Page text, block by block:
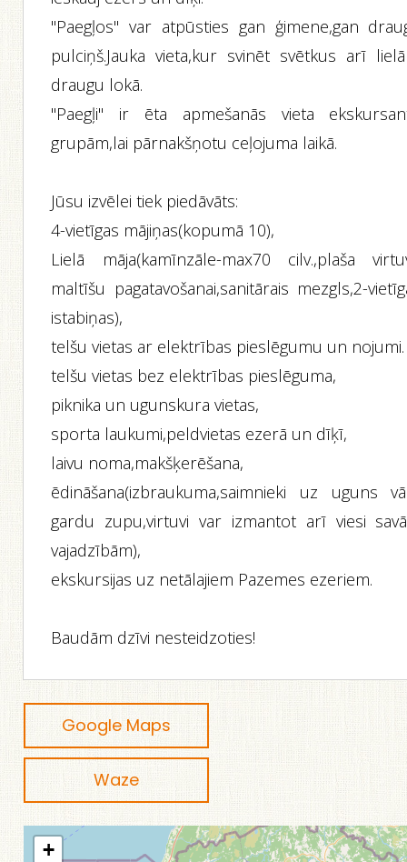
"Paegļos" var atpūsties gan ģimene,gan
pulciņš.Jauka vieta,kur svinēt svētkus arī
draugu lokā.
"Paegļi" ir ēta apmešanās vieta
grupām,lai pārnakšņotu ceļojuma laikā.
Jūsu izvēlei tiek piedāvāts:
4-vietīgas mājiņas(kopumā 10),
Lielā māja(kamīnzāle-max70 cilv.,plaša
maltīšu pagatavošanai,sanitārais mezgls,2-
istabiņas),
telšu vietas ar elektrības pieslēgumu un nojumi.
telšu vietas bez elektrības pieslēguma,
piknika un ugunskura vietas,
sporta laukumi,peldvietas ezerā un dīķī,
laivu noma,makšķerēšana,
ēdināšana(izbraukuma,saimnieki uz uguns
gardu zupu,virtuvi var izmantot arī viesi
vajadzībām),
ekskursijas uz netālajiem Pazemes ezeriem.
Baudām dzīvi nesteidzoties!
Google Maps
Waze
+